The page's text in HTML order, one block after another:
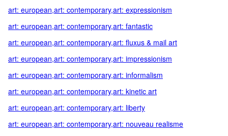
art: european,art: contemporary,art: expressionism
art: european,art: contemporary,art: fantastic
art: european,art: contemporary,art: fluxus & mail art
art: european,art: contemporary,art: impressionism
art: european,art: contemporary,art: informalism
art: european,art: contemporary,art: kinetic art
art: european,art: contemporary,art: liberty
art: european,art: contemporary,art: nouveau realisme